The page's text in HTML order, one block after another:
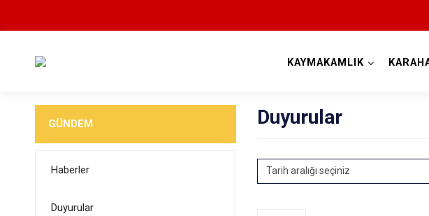
KAYMAKAMLIK
GÜNDEM
Haberler
Duyurular
Duyurular
Tarih aralığı seçiniz